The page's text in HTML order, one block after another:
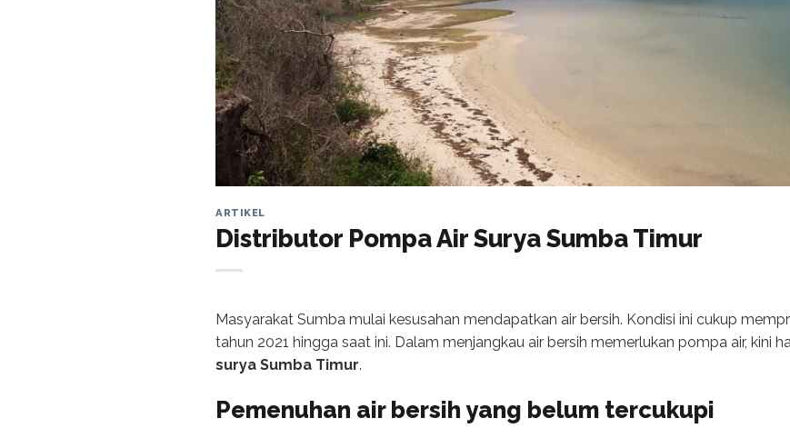
ARTIKEL
Distributor Pompa Air Surya Sumba Timur
Masyarakat Sumba mulai kesusahan mendapatkan air bersih. Kondisi ini cukup
tahun 2021 hingga saat ini. Dalam menjangkau air bersih memerlukan pompa air, kini
surya Sumba Timur.
Pemenuhan air bersih yang belum tercukupi